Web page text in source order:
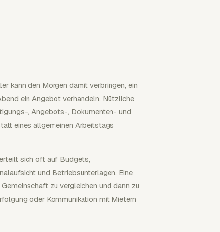
kann den Morgen damit verbringen, ein
ein Angebot verhandeln. Nützliche
, Angebots-, Dokumenten- und
eines allgemeinen Arbeitstags
sich oft auf Budgets,
und Betriebsunterlagen. Eine
zu vergleichen und dann zu
oder Kommunikation mit Mietern